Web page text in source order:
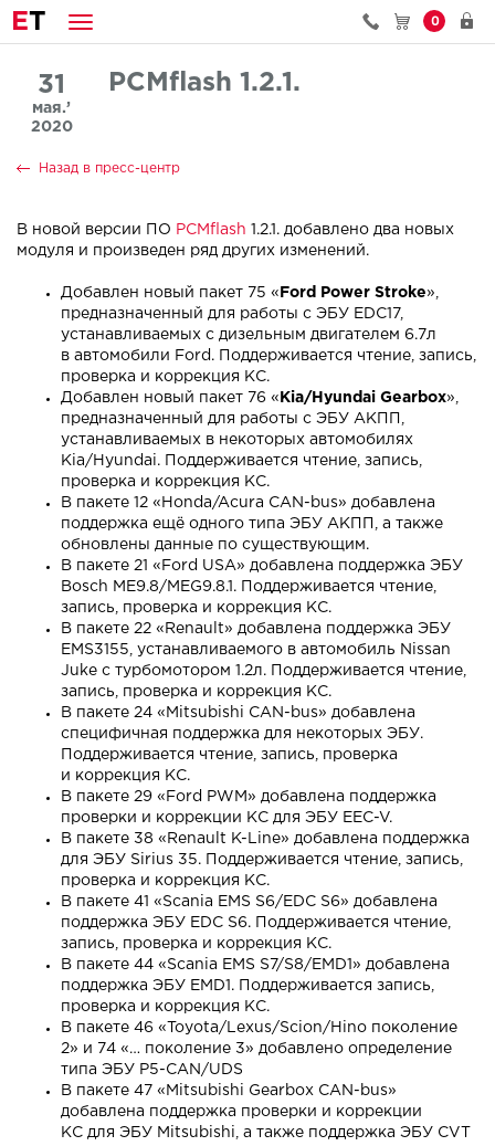
ET 0
31
мая.’
2020
PCMflash 1.2.1.
Назад в пресс-центр
В новой версии ПО PCMflash 1.2.1. добавлено два новых
модуля и произведен ряд других изменений.
Добавлен новый пакет 75 « Ford Power Stroke»,
предназначенный для работы с ЭБУ EDC17,
устанавливаемых с дизельным двигателем 6.7л
в автомобили Ford. Поддерживается чтение, запись,
проверка и коррекция КС.
Добавлен новый пакет 76 « Kia/Hyundai Gearbox»,
предназначенный для работы с ЭБУ АКПП,
устанавливаемых в некоторых автомобилях
Kia/Hyundai. Поддерживается чтение, запись,
проверка и коррекция КС.
В пакете 12 «Honda/Acura CAN-bus» добавлена
поддержка ещё одного типа ЭБУ АКПП, а также
обновлены данные по существующим.
В пакете 21 «Ford USA» добавлена поддержка ЭБУ
Bosch ME9.8/MEG9.8.1. Поддерживается чтение,
запись, проверка и коррекция КС.
В пакете 22 «Renault» добавлена поддержка ЭБУ
EMS3155, устанавливаемого в автомобиль Nissan
Juke с турбомотором 1.2л. Поддерживается чтение,
запись, проверка и коррекция КС.
В пакете 24 «Mitsubishi CAN-bus» добавлена
специфичная поддержка для некоторых ЭБУ.
Поддерживается чтение, запись, проверка
и коррекция КС.
В пакете 29 «Ford PWM» добавлена поддержка
проверки и коррекции КС для ЭБУ EEC-V.
В пакете 38 «Renault K-Line» добавлена поддержка
для ЭБУ Sirius 35. Поддерживается чтение, запись,
проверка и коррекция КС.
В пакете 41 «Scania EMS S6/EDC S6» добавлена
поддержка ЭБУ EDC S6. Поддерживается чтение,
запись, проверка и коррекция КС.
В пакете 44 «Scania EMS S7/S8/EMD1» добавлена
поддержка ЭБУ EMD1. Поддерживается запись,
проверка и коррекция КС.
В пакете 46 «Toyota/Lexus/Scion/Hino поколение
2» и 74 «… поколение 3» добавлено определение
типа ЭБУ P5-CAN/UDS
В пакете 47 «Mitsubishi Gearbox CAN-bus»
добавлена поддержка проверки и коррекции
КС для ЭБУ Mitsubishi, а также поддержка ЭБУ CVT